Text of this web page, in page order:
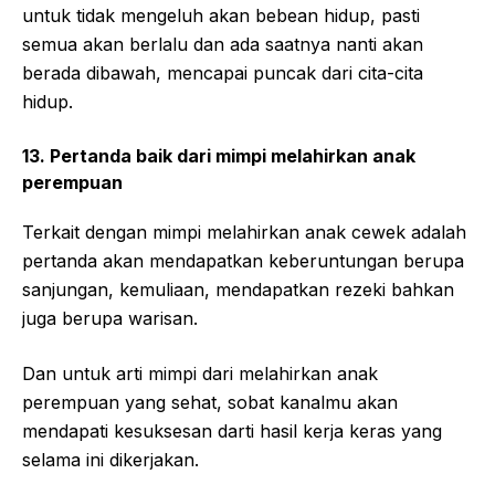
untuk tidak mengeluh akan bebean hidup, pasti
semua akan berlalu dan ada saatnya nanti akan
berada dibawah, mencapai puncak dari cita-cita
hidup.
13. Pertanda baik dari mimpi melahirkan anak
perempuan
Terkait dengan mimpi melahirkan anak cewek adalah
pertanda akan mendapatkan keberuntungan berupa
sanjungan, kemuliaan, mendapatkan rezeki bahkan
juga berupa warisan.
Dan untuk arti mimpi dari melahirkan anak
perempuan yang sehat, sobat kanalmu akan
mendapati kesuksesan darti hasil kerja keras yang
selama ini dikerjakan.